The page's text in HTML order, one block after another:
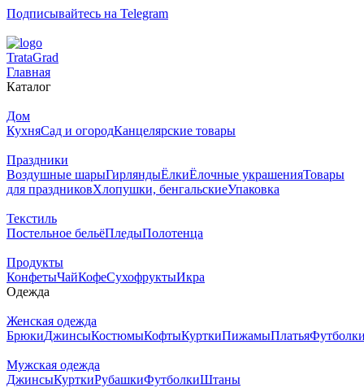
Подписывайтесь на Telegram
TrataGrad
Главная
Каталог
Дом
КухняСад и огородКанцелярские товары
Праздники
Воздушные шарыГирляндыЁлкиЁлочные украшенияТовары
для праздниковХлопушки, бенгальскиеУпаковка
Текстиль
Постельное бельёПледыПолотенца
Продукты
КонфетыЧайКофеСухофруктыИкра
Одежда
Женская одежда
БрюкиДжинсыКостюмыКофтыКурткиПижамыПлатья
Мужская одежда
ДжинсыКурткиРубашкиФутболкиШтаны